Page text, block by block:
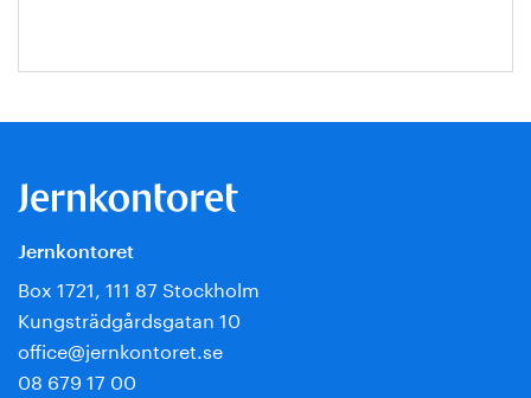
Jernkontoret
Box 1721, 111 87 Stockholm
Kungsträdgårdsgatan 10
office@jernkontoret.se
08 679 17 00